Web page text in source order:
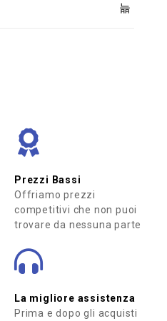
Prezzi Bassi
Offriamo prezzi
competitivi che non puoi
trovare da nessuna parte
La migliore assistenza
Prima e dopo gli acquisti